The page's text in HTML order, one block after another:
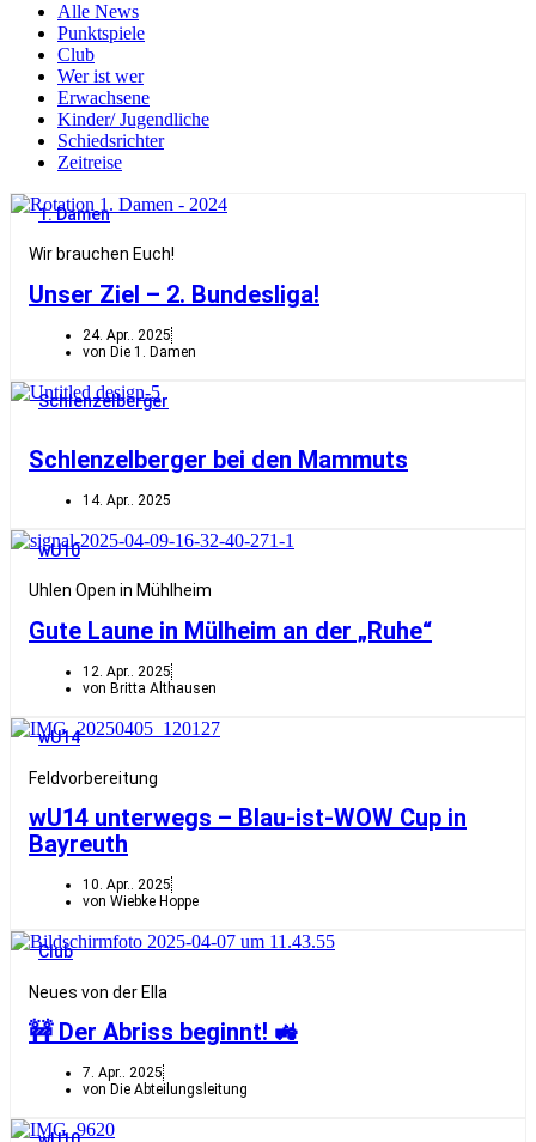
Alle News
Punktspiele
Club
Wer ist wer
Erwachsene
Kinder/ Jugendliche
Schiedsrichter
Zeitreise
1. Damen
Wir brauchen Euch!
Unser Ziel – 2. Bundesliga!
24. Apr.. 2025
von Die 1. Damen
Schlenzelberger
Schlenzelberger bei den Mammuts
14. Apr.. 2025
wU10
Uhlen Open in Mühlheim
Gute Laune in Mülheim an der „Ruhe“
12. Apr.. 2025
von Britta Althausen
wU14
Feldvorbereitung
wU14 unterwegs – Blau-ist-WOW Cup in
Bayreuth
10. Apr.. 2025
von Wiebke Hoppe
Club
Neues von der Ella
🚧 Der Abriss beginnt! 🚜
7. Apr.. 2025
von Die Abteilungsleitung